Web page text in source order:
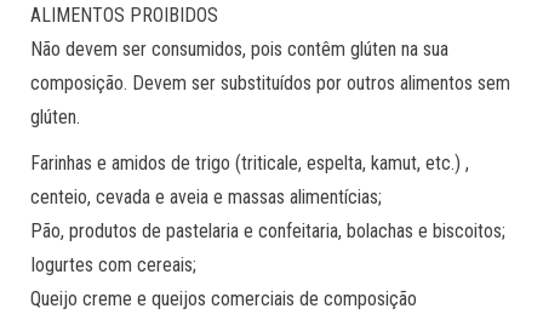
ALIMENTOS PROIBIDOS
Não devem ser consumidos, pois contêm glúten na sua
composição. Devem ser substituídos por outros alimentos sem
glúten.
Farinhas e amidos de trigo (triticale, espelta, kamut, etc.) ,
centeio, cevada e aveia e massas alimentícias;
Pão, produtos de pastelaria e confeitaria, bolachas e biscoitos;
Iogurtes com cereais;
Queijo creme e queijos comerciais de composição